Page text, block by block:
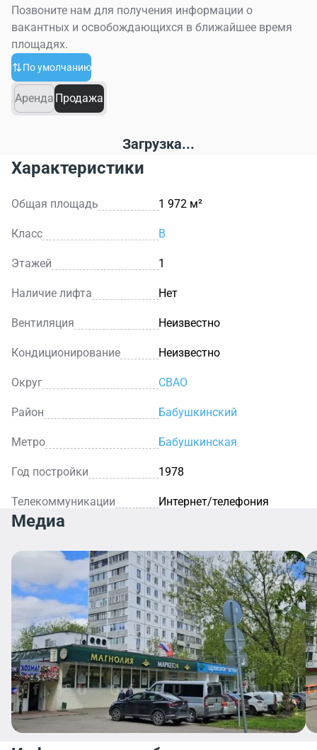
Позвоните нам для получения информации о
вакантных и освобождающихся в ближайшее время
площадях.
По умолчанию
Аренда Продажа
Загрузка...
Характеристики
Общая площадь 1 972 м²
Класс B
Этажей 1
Наличие лифта Нет
Вентиляция Неизвестно
Кондиционирование Неизвестно
Округ СВАО
Район Бабушкинский
Метро Бабушкинская
Год постройки 1978
Телекоммуникации Интернет/телефония
Медиа